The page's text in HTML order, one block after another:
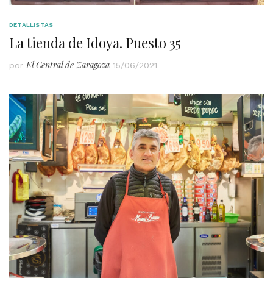
DETALLISTAS
La tienda de Idoya. Puesto 35
por El Central de Zaragoza 15/06/2021